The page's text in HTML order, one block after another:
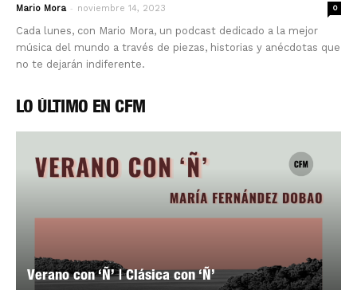
Mario Mora - noviembre 14, 2023 0
Cada lunes, con Mario Mora, un podcast dedicado a la mejor
música del mundo a través de piezas, historias y anécdotas que
no te dejarán indiferente.
LO ÚLTIMO EN CFM
Verano con ‘Ñ’ | Clásica con ‘Ñ’